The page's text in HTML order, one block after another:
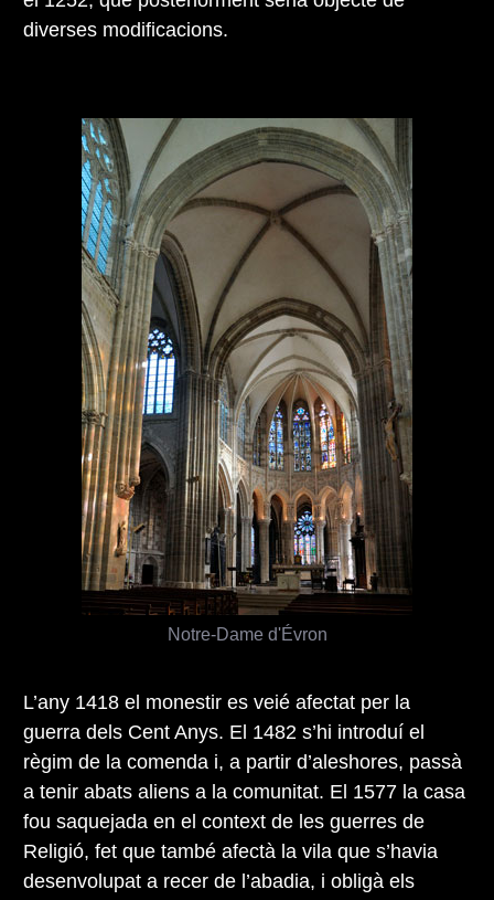
diverses modificacions.
Notre-Dame d'Évron
L’any 1418 el monestir es veié afectat per la
guerra dels Cent Anys. El 1482 s’hi introduí el
règim de la comenda i, a partir d’aleshores, passà
a tenir abats aliens a la comunitat. El 1577 la casa
fou saquejada en el context de les guerres de
Religió, fet que també afectà la vila que s’havia
desenvolupat a recer de l’abadia, i obligà els